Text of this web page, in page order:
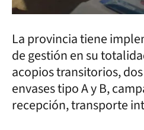
La provincia tiene
de gestión en su
acopios transitorios,
envases tipo A y B,
recepción, transporte